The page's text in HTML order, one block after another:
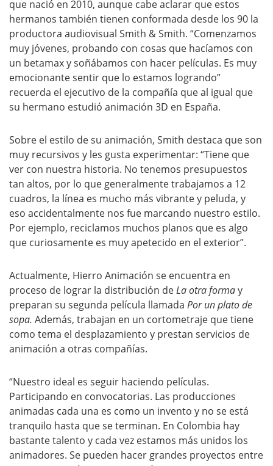
que nació en 2010, aunque cabe aclarar que estos
hermanos también tienen conformada desde los 90 la
productora audiovisual Smith & Smith. “Comenzamos
muy jóvenes, probando con cosas que hacíamos con
un betamax y soñábamos con hacer películas. Es muy
emocionante sentir que lo estamos logrando”
recuerda el ejecutivo de la compañía que al igual que
su hermano estudió animación 3D en España.
Sobre el estilo de su animación, Smith destaca que son
muy recursivos y les gusta experimentar: “Tiene que
ver con nuestra historia. No tenemos presupuestos
tan altos, por lo que generalmente trabajamos a 12
cuadros, la línea es mucho más vibrante y peluda, y
eso accidentalmente nos fue marcando nuestro estilo.
Por ejemplo, reciclamos muchos planos que es algo
que curiosamente es muy apetecido en el exterior”.
Actualmente, Hierro Animación se encuentra en
proceso de lograr la distribución deLa otra formay
preparan su segunda película llamada Por un plato de
sopa. Además, trabajan en un cortometraje que tiene
como tema el desplazamiento y prestan servicios de
animación a otras compañías.
“Nuestro ideal es seguir haciendo películas.
Participando en convocatorias. Las producciones
animadas cada una es como un invento y no se está
tranquilo hasta que se terminan. En Colombia hay
bastante talento y cada vez estamos más unidos los
animadores. Se pueden hacer grandes proyectos entre